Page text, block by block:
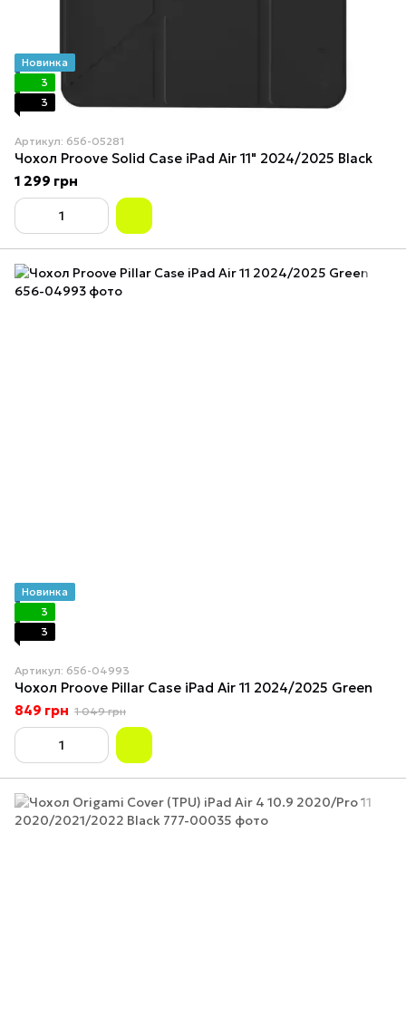
Новинка
3
3
Артикул: 656-05281
Чохол Proove Solid Case iPad Air 11" 2024/2025 Black
1 299 грн
Новинка
3
3
Артикул: 656-04993
Чохол Proove Pillar Case iPad Air 11 2024/2025 Green
849 грн 1 049 грн